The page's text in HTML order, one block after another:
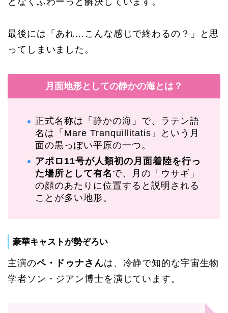
最後には「あれ…こんな感じで終わるの？」と思
ってしまいました。
月面地形としての静かの海とは？
正式名称は「静かの海」で、ラテン語
名は「Mare Tranquillitatis」という月
面の黒っぽい平原の一つ。
アポロ11号が人類初の月面着陸を行っ
た場所として有名 で、月の「ウサギ」
の顔のあたりに位置すると説明される
ことが多い地形。
豪華キャストが勢ぞろい
主演のペ・ドゥナさんは、冷静で知的な宇宙生物
学者ソン・ジアン博士を演じています。